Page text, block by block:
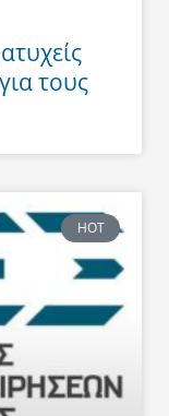
τους
HOT